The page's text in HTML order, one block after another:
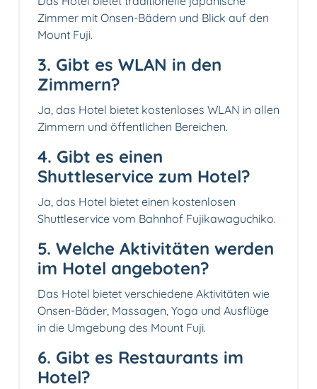
Zimmer mit Onsen-Bädern und Blick auf den
Mount Fuji.
3. Gibt es WLAN in den
Zimmern?
Ja, das Hotel bietet kostenloses WLAN in allen
Zimmern und öffentlichen Bereichen.
4. Gibt es einen
Shuttleservice zum Hotel?
Ja, das Hotel bietet einen kostenlosen
Shuttleservice vom Bahnhof Fujikawaguchiko.
5. Welche Aktivitäten werden
im Hotel angeboten?
Das Hotel bietet verschiedene Aktivitäten wie
Onsen-Bäder, Massagen, Yoga und Ausflüge
in die Umgebung des Mount Fuji.
6. Gibt es Restaurants im
Hotel?